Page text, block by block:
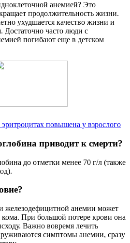
анемией? Это
продолжительность жизни.
ухудшается качество жизни и
Достаточно часто люди с
погибают еще в детском
повышена у взрослого
приводит к смерти?
до отметки менее 70 г/л (также
железодефицитной анемии может
кома. При большой потере крови она
Важно вовремя лечить
симптомы анемии, сразу